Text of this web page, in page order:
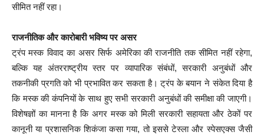
सीमित नहीं रहा।
राजनीतिक और कारोबारी भविष्य पर असर
ट्रंप मस्क विवाद का असर सिर्फ अमेरिका की राजनीति तक सीमित नहीं रहेगा,
बल्कि यह अंतरराष्ट्रीय स्तर पर व्यापारिक संबंधों, सरकारी अनुबंधों और
तकनीकी प्रगति को भी प्रभावित कर सकता है। ट्रंप के बयान ने संकेत दिया है
कि मस्क की कंपनियों के साथ हुए सभी सरकारी अनुबंधों की समीक्षा की जाएगी।
विशेषज्ञों का मानना है कि अगर मस्क को मिली सरकारी सहायता और ठेकों पर
कानूनी या प्रशासनिक शिकंजा कसा गया, तो इससे टेस्ला और स्पेसएक्स जैसी